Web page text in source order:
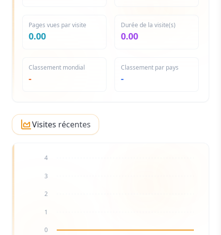
Pages vues par visite
0.00
Durée de la visite(s)
0.00
Classement mondial
-
Classement par pays
-
Visites récentes
0
1
2
3
4